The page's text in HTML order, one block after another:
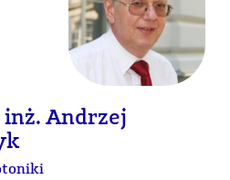
Andrzej